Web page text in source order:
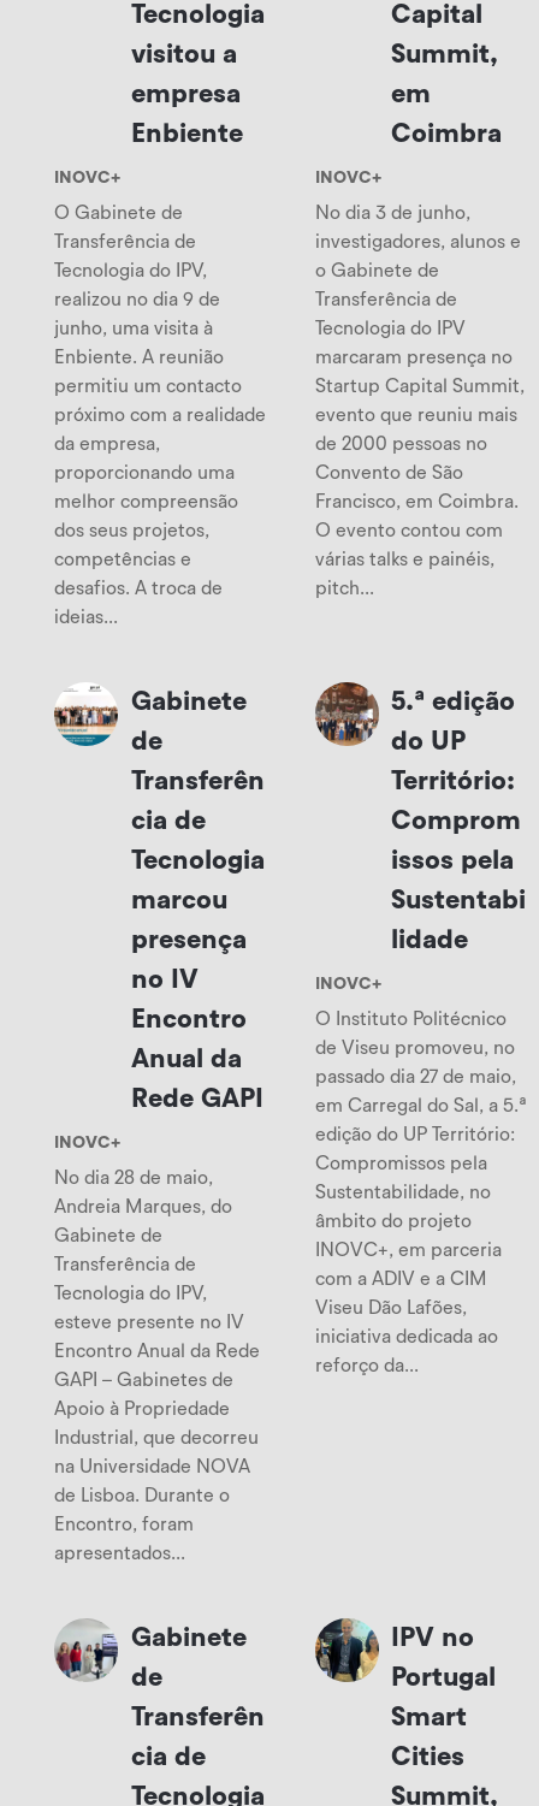
Tecnologia
visitou a
empresa
Enbiente
INOVC+
O Gabinete de
Transferência de
Tecnologia do IPV,
realizou no dia 9 de
junho, uma visita à
Enbiente. A reunião
permitiu um contacto
próximo com a realidade
da empresa,
proporcionando uma
melhor compreensão
dos seus projetos,
competências e
desafios. A troca de
ideias...
Capital
Summit,
em
Coimbra
INOVC+
No dia 3 de junho,
investigadores, alunos e
o Gabinete de
Transferência de
Tecnologia do IPV
marcaram presença no
Startup Capital Summit,
evento que reuniu mais
de 2000 pessoas no
Convento de São
Francisco, em Coimbra.
O evento contou com
várias talks e painéis,
pitch...
Gabinete
de
Transferên
cia de
Tecnologia
marcou
presença
no IV
Encontro
Anual da
Rede GAPI
INOVC+
No dia 28 de maio,
Andreia Marques, do
Gabinete de
Transferência de
Tecnologia do IPV,
esteve presente no IV
Encontro Anual da Rede
GAPI – Gabinetes de
Apoio à Propriedade
Industrial, que decorreu
na Universidade NOVA
de Lisboa. Durante o
Encontro, foram
apresentados...
5.ª edição
do UP
Território:
Comprom
issos pela
Sustentabi
lidade
INOVC+
O Instituto Politécnico
de Viseu promoveu, no
passado dia 27 de maio,
em Carregal do Sal, a 5.ª
edição do UP Território:
Compromissos pela
Sustentabilidade, no
âmbito do projeto
INOVC+, em parceria
com a ADIV e a CIM
Viseu Dão Lafões,
iniciativa dedicada ao
reforço da...
Gabinete
de
Transferên
cia de
Tecnologia
IPV no
Portugal
Smart
Cities
Summit,